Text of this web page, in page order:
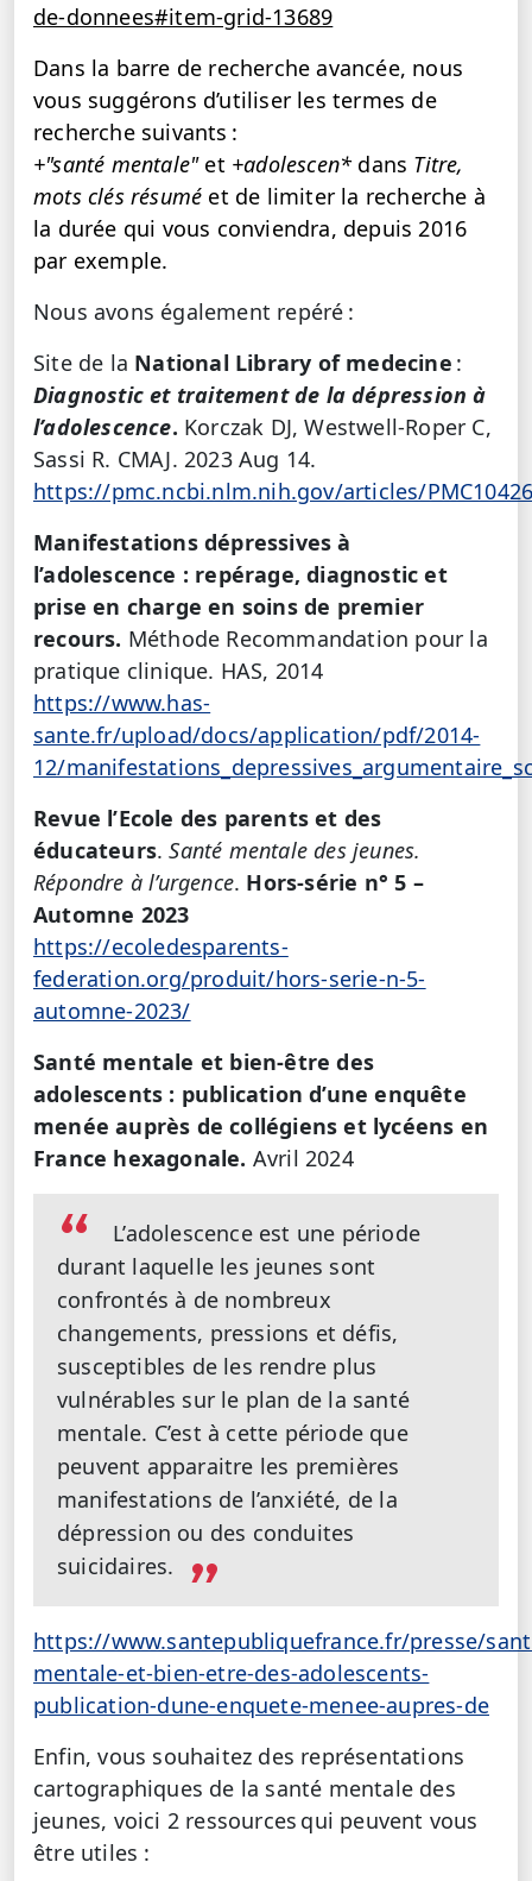
de-donnees#item-grid-13689
Dans la barre de recherche avancée, nous
vous suggérons d’utiliser les termes de
recherche suivants :
+"santé mentale"et +adolescen*dans Titre,
mots clés résumé et de limiter la recherche à
la durée qui vous conviendra, depuis 2016
par exemple.
Nous avons également repéré :
Site de la National Library of medecine :
Diagnostic et traitement de la dépression à
l’adolescence. Korczak DJ, Westwell-Roper C,
Sassi R. CMAJ. 2023 Aug 14.
https://pmc.ncbi.nlm.nih.gov/articles/
Manifestations dépressives à
l’adolescence : repérage, diagnostic et
prise en charge en soins de premier
recours. Méthode Recommandation pour la
pratique clinique. HAS, 2014
https://www.has-
sante.fr/upload/docs/application/pdf/2014-
12/
Revue l’Ecole des parents et des
éducateurs.Santé mentale des jeunes.
Répondre à l’urgence. Hors-série n° 5 –
Automne 2023
https://ecoledesparents-
federation.org/produit/hors-serie-n-5-
automne-2023/
Santé mentale et bien-être des
adolescents : publication d’une enquête
menée auprès de collégiens et lycéens en
France hexagonale. Avril 2024
L’adolescence est une période
durant laquelle les jeunes sont
confrontés à de nombreux
changements, pressions et défis,
susceptibles de les rendre plus
vulnérables sur le plan de la santé
mentale. C’est à cette période que
peuvent apparaitre les premières
manifestations de l’anxiété, de la
dépression ou des conduites
suicidaires.
https://www.santepubliquefrance.fr/presse/
mentale-et-bien-etre-des-adolescents-
publication-dune-enquete-menee-aupres-de
Enfin, vous souhaitez des représentations
cartographiques de la santé mentale des
jeunes, voici 2 ressources qui peuvent vous
être utiles :